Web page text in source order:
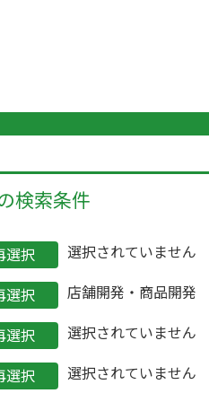
検索条件
選択 選択されていません
選択 店舗開発・商品開発
選択 選択されていません
選択 選択されていません